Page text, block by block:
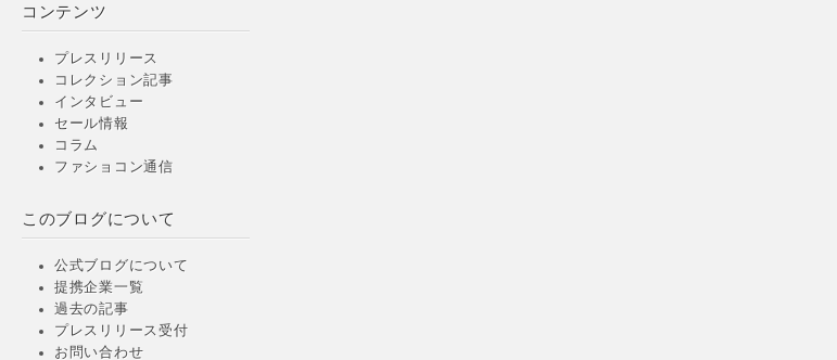
コンテンツ
プレスリリース
コレクション記事
インタビュー
セール情報
コラム
ファショコン通信
このブログについて
公式ブログについて
提携企業一覧
過去の記事
プレスリリース受付
お問い合わせ